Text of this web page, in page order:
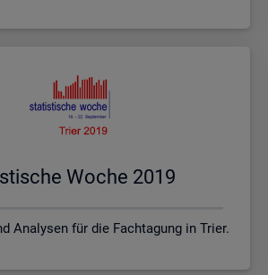
Woche 2019
Analysen für die Fachtagung in Trier.